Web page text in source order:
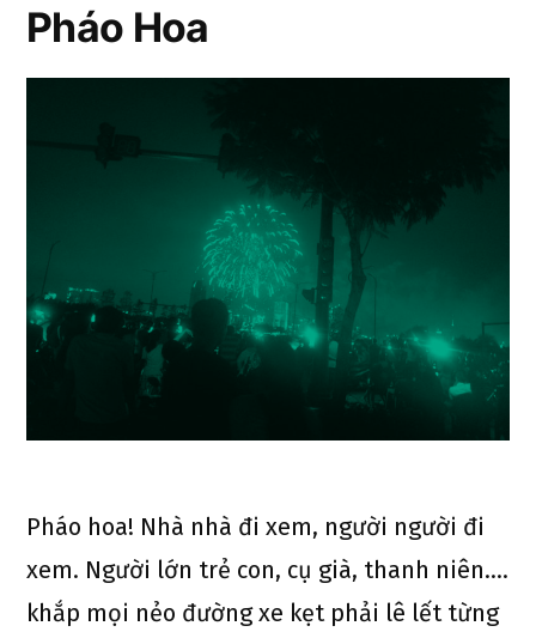
Pháo Hoa
Pháo hoa! Nhà nhà đi xem, người người đi
xem. Người lớn trẻ con, cụ già, thanh niên….
khắp mọi nẻo đường xe kẹt phải lê lết từng